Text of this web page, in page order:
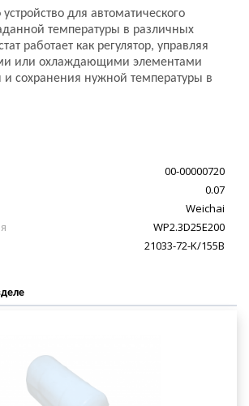
устройство для автоматического
температуры в различных
работает как регулятор, управляя
или охлаждающими элементами
сохранения нужной температуры в
00-00000720
0.07
Weichai
WP2.3D25E200
21033-72-K/155B